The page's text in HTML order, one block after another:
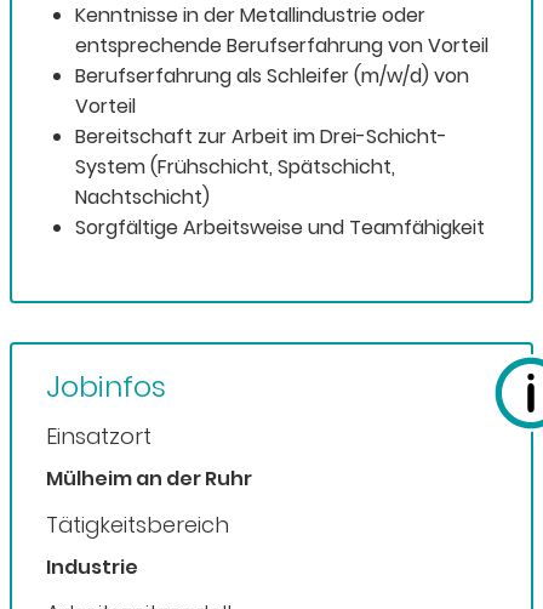
Kenntnisse in der Metallindustrie oder
entsprechende Berufserfahrung von Vorteil
Berufserfahrung als Schleifer (m/w/d) von
Vorteil
Bereitschaft zur Arbeit im Drei-Schicht-
System (Frühschicht, Spätschicht,
Nachtschicht)
Sorgfältige Arbeitsweise und Teamfähigkeit
Jobinfos
Einsatzort
Mülheim an der Ruhr
Tätigkeitsbereich
Industrie